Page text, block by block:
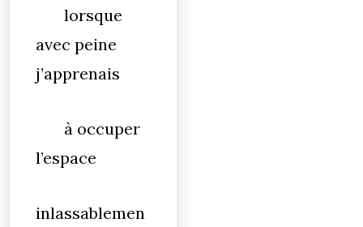
lorsque
avec peine
j’apprenais
à occuper
l’espace
inlassablemen